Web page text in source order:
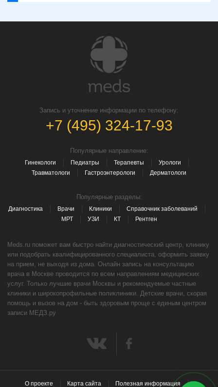
Запись и уточнение информации по телефону:
+7 (495) 324-17-93
Популярные направление:
Гинекологи Педиатры Терапевты
Урологи
Травматологи
Гастроэнтерологи Дерматологи
Популярные разделы:
Диагностика Врачи Клиники
Справочник заболеваний
МРТ
УЗИ КТ Рентген
Meds.ru поможет вам быстро найти диагностический центр, клинику
или подобрать квалифицированного специалиста, оформить заявку
на прием, не выходя из дома. Онлайн запись на консультацию
врача в Москве проводится по всем направлениям медицинских
услуг. Только лучшие врачи Москвы и рекомендуемые частные
клиники и широкопрофильные поликлиники. Детские врачи, скорая
помощь и вызов на дом - быть здоровым проще с единым центром
записи МЕДЗ.ру
О проекте Карта сайта Полезная информация